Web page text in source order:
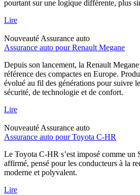
pourtant sur une logique différente, plus
Lire
Nouveauté Assurance auto
Assurance auto pour Renault Megane
Depuis son lancement, la Renault
référence des compactes en Europe.
évolué au fil des générations pour suivre
sécurité, de technologie et de confort.
Lire
Nouveauté Assurance auto
Assurance auto pour Toyota C-HR
Le Toyota C-HR s’est imposé comme un
affirmé, pensé pour les conducteurs à la
moderne et polyvalent.
Lire